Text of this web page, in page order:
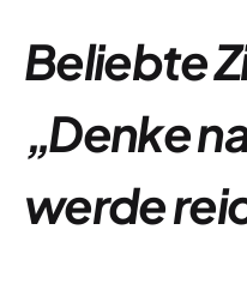
Beliebte
„Denke
werde